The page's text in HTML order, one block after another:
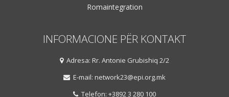
Romaintegration
INFORMACIONE PËR KONTAKT
Adresa: Rr. Antonie Grubishiq 2/2
E-mail: network23@epi.org.mk
Telefon: +3892 3 280 100